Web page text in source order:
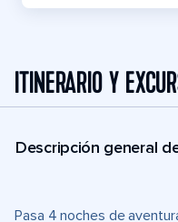
ITINERARIO Y
Descripción general
Pasa 4 noches de